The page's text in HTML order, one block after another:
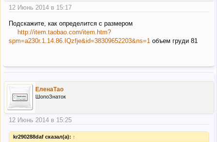
12 Июнь 2014 в 15:17
Подскажите, как определится с размером
http://item.taobao.com/item.htm?
spm=a230r.1.14.86.IQzfje&id=38309652203&ns=1 объем груди 81
ЕленаТао
ШопоЗнаток
12 Июнь 2014 в 15:25
kr290288daf сказал(а): ↑